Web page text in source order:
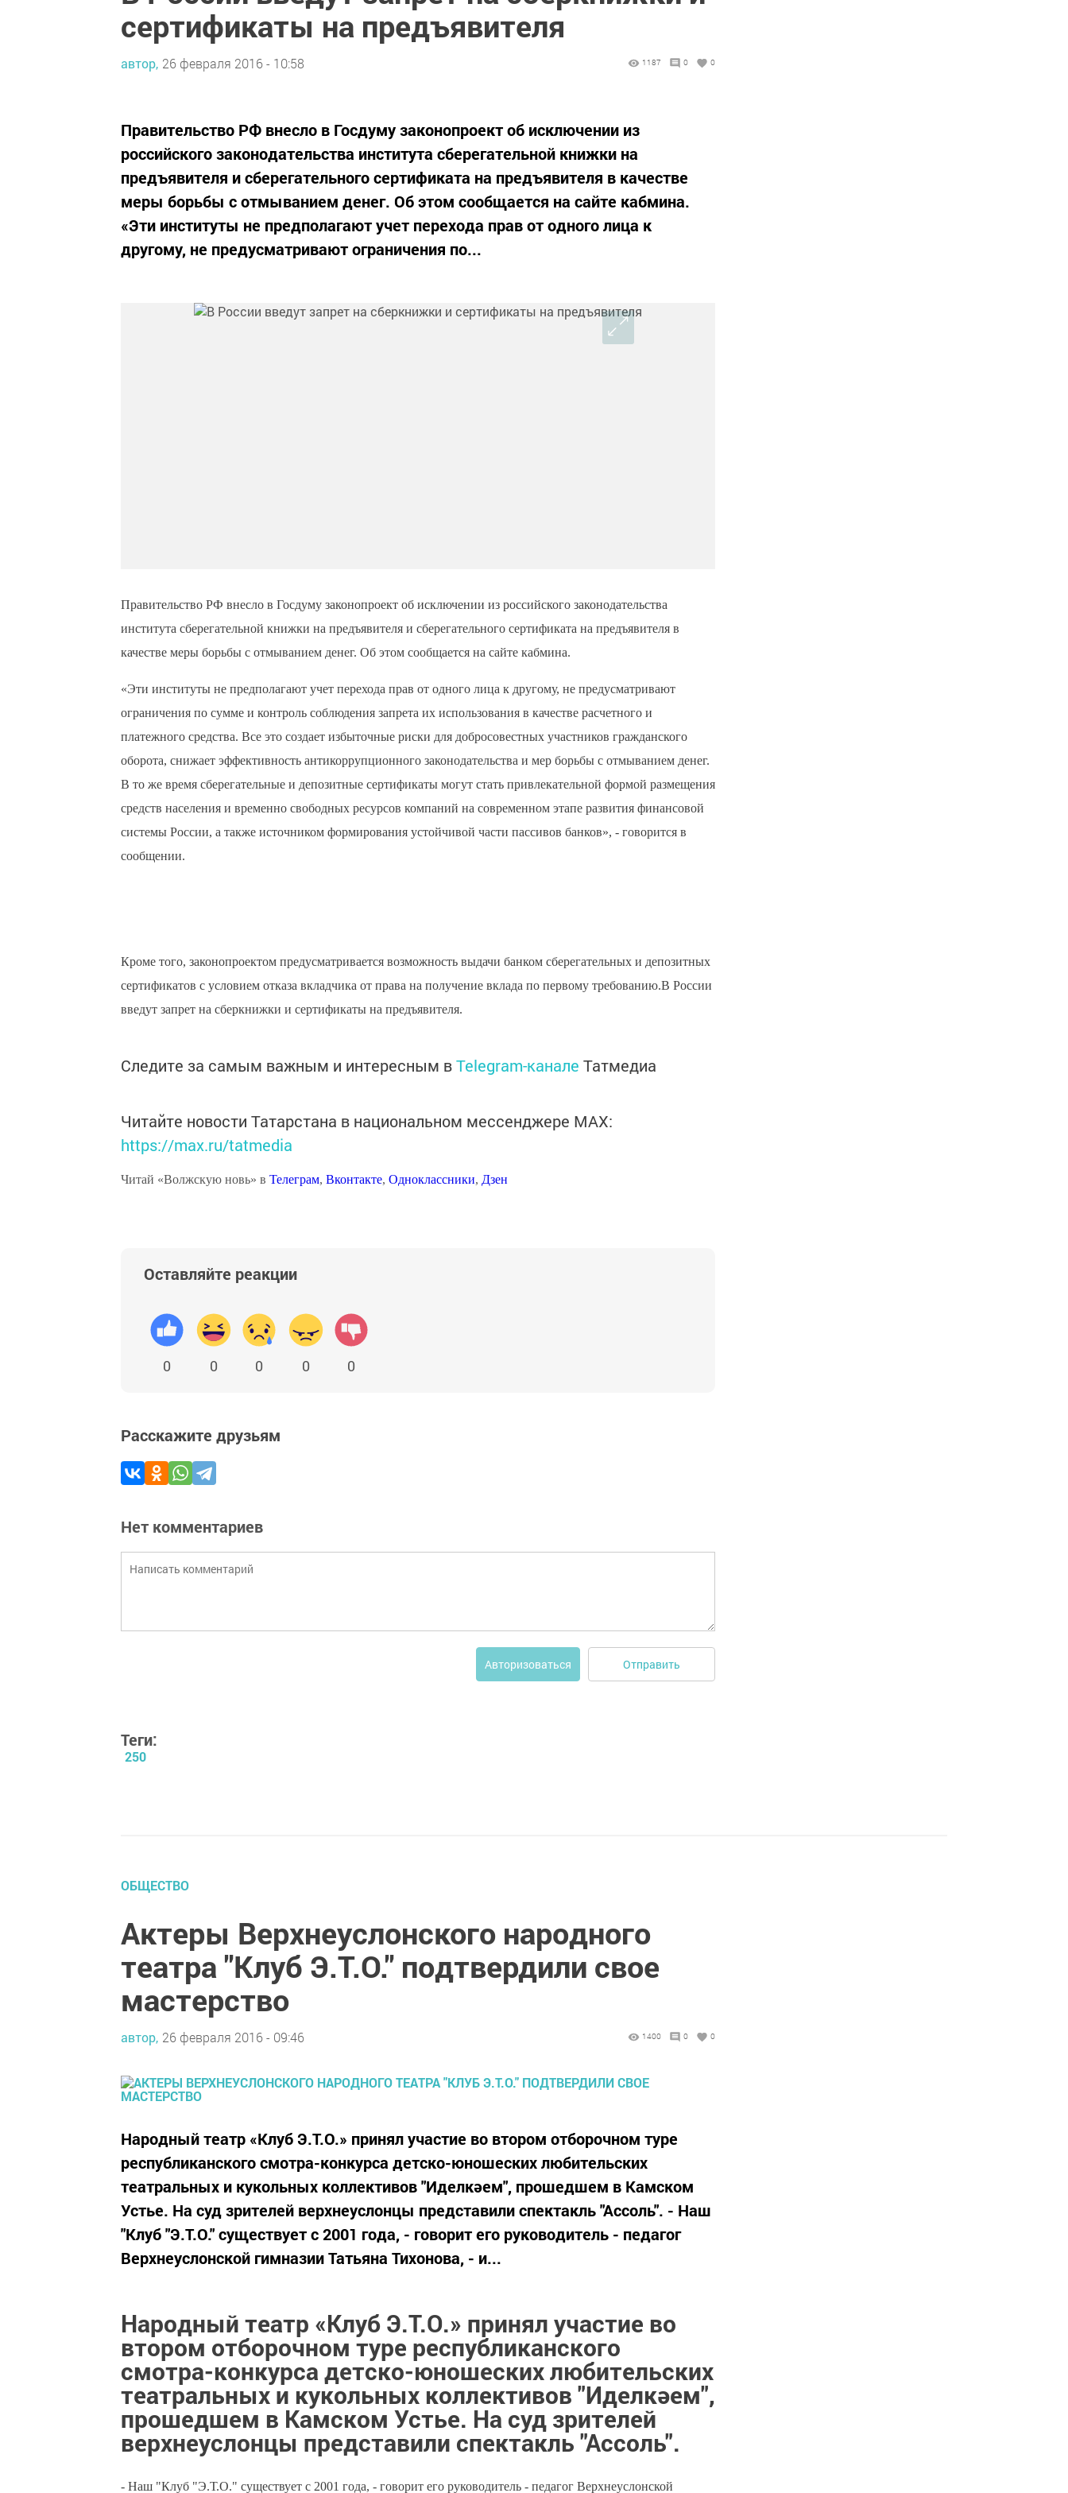
сертификаты на предъявителя
автор, 26 февраля 2016 - 10:58 1187 0 0
Правительство РФ внесло в Госдуму законопроект об исключении из
российского законодательства института сберегательной книжки на
предъявителя и сберегательного сертификата на предъявителя в качестве
меры борьбы с отмыванием денег. Об этом сообщается на сайте кабмина.
«Эти институты не предполагают учет перехода прав от одного лица к
другому, не предусматривают ограничения по...
Правительство РФ внесло в Госдуму законопроект об исключении из российского законодательства
института сберегательной книжки на предъявителя и сберегательного сертификата на предъявителя в
качестве меры борьбы с отмыванием денег. Об этом сообщается на сайте кабмина.
«Эти институты не предполагают учет перехода прав от одного лица к другому, не предусматривают
ограничения по сумме и контроль соблюдения запрета их использования в качестве расчетного и
платежного средства. Все это создает избыточные риски для добросовестных участников гражданского
оборота, снижает эффективность антикоррупционного законодательства и мер борьбы с отмыванием денег.
В то же время сберегательные и депозитные сертификаты могут стать привлекательной формой размещения
средств населения и временно свободных ресурсов компаний на современном этапе развития финансовой
системы России, а также источником формирования устойчивой части пассивов банков», - говорится в
сообщении.
Кроме того, законопроектом предусматривается возможность выдачи банком сберегательных и депозитных
сертификатов с условием отказа вкладчика от права на получение вклада по первому требованию.В России
введут запрет на сберкнижки и сертификаты на предъявителя.
Следите за самым важным и интересным вTelegram-канале Татмедиа
Читайте новости Татарстана в национальном мессенджере MАХ:
https://max.ru/tatmedia
Читай «Волжскую новь» в Телеграм, Вконтакте, Одноклассники, Дзен
Оставляйте реакции
0 0 0 0 0
Расскажите друзьям
Нет комментариев
Авторизоваться Отправить
Теги:
250
ОБЩЕСТВО
Актеры Верхнеуслонского народного
театра "Клуб Э.Т.О." подтвердили свое
мастерство
автор, 26 февраля 2016 - 09:46 1400 0 0
Народный театр «Клуб Э.Т.О.» принял участие во втором отборочном туре
республиканского смотра-конкурса детско-юношеских любительских
театральных и кукольных коллективов "Иделкәем", прошедшем в Камском
Устье. На суд зрителей верхнеуслонцы представили спектакль "Ассоль". - Наш
"Клуб "Э.Т.О." существует с 2001 года, - говорит его руководитель - педагог
Верхнеуслонской гимназии Татьяна Тихонова, - и...
Народный театр «Клуб Э.Т.О.» принял участие во
втором отборочном туре республиканского
смотра-конкурса детско-юношеских любительских
театральных и кукольных коллективов "Иделкәем",
прошедшем в Камском Устье. На суд зрителей
верхнеуслонцы представили спектакль "Ассоль".
- Наш "Клуб "Э.Т.О." существует с 2001 года, - говорит его руководитель - педагог Верхнеуслонской